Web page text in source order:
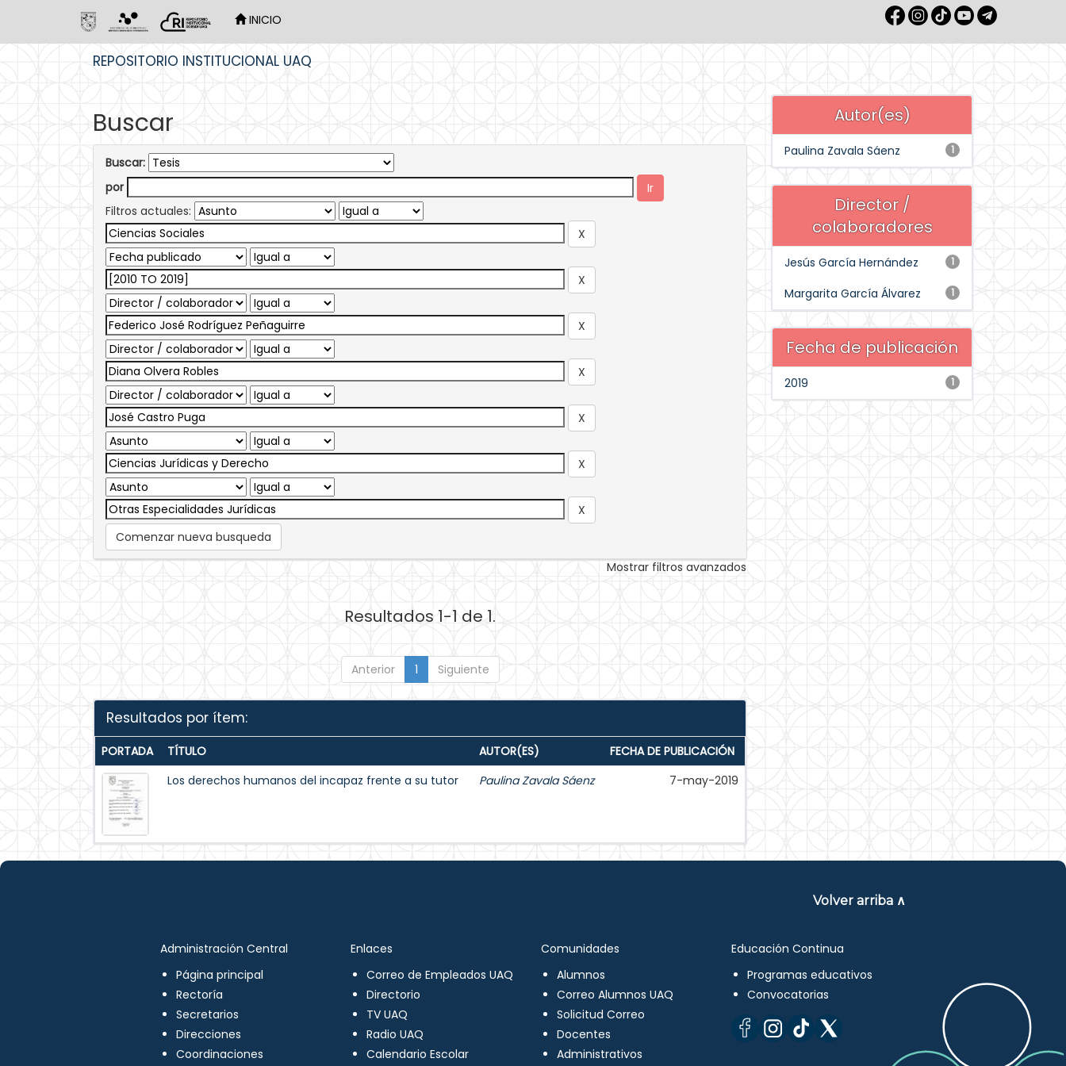
INICIO
REPOSITORIO INSTITUCIONAL UAQ
Buscar
Buscar:
por
Filtros actuales:
Comenzar nueva busqueda
Mostrar filtros avanzados
Resultados 1-1 de 1.
Anterior 1 Siguiente
Resultados por ítem:
PORTADA TÍTULO AUTOR(ES)
FECHA DE PUBLICACIÓN
Los derechos humanos del incapaz frente a su tutor
Paulina Zavala Sáenz 7-may-2019
Autor(es)
1
Paulina Zavala Sáenz
Director /
colaboradores
1
Jesús García Hernández
1
Margarita García Álvarez
Fecha de publicación
1
2019
Volver arriba ∧
Administración Central
Página principal
Rectoría
Secretarios
Direcciones
Coordinaciones
Enlaces
Correo de Empleados UAQ
Directorio
TV UAQ
Radio UAQ
Calendario Escolar
Comunidades
Alumnos
Correo Alumnos UAQ
Solicitud Correo
Docentes
Administrativos
Educación Continua
Programas educativos
Convocatorias